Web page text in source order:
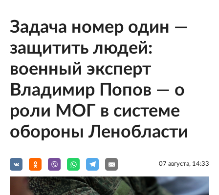
Задача номер один —
защитить людей:
военный эксперт
Владимир Попов — о
роли МОГ в системе
обороны Ленобласти
07 августа, 14:33